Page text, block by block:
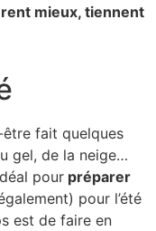
mieux, tiennent
être fait quelques
gel, de la neige…
pour préparer
pour l’été
est de faire en